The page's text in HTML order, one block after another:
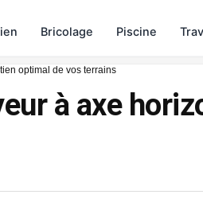
Bricolage Piscine
optimal de vos terrains
à axe